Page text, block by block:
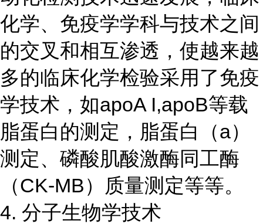
化学、免疫学学科与技术之间
的交叉和相互渗透，使越来越
多的临床化学检验采用了免疫
学技术，如apoA I,apoB等载
脂蛋白的测定，脂蛋白（a）
测定、磷酸肌酸激酶同工酶
（CK-MB）质量测定等等。
4. 分子生物学技术